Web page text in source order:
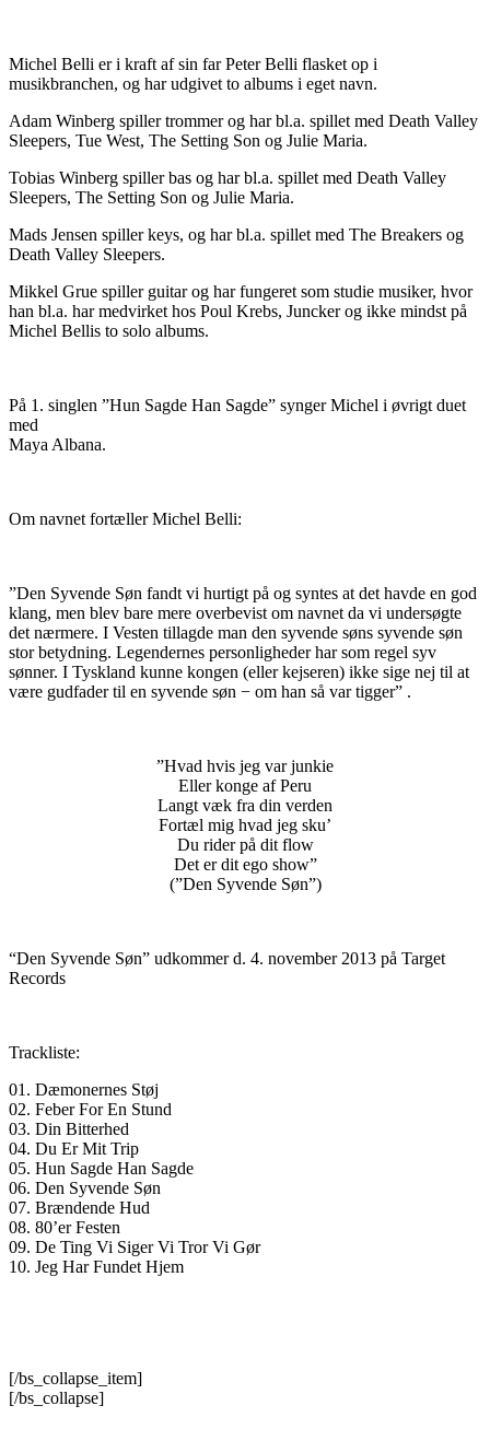
Michel Belli er i kraft af sin far Peter Belli flasket op i
musikbranchen, og har udgivet to albums i eget navn.
Adam Winberg spiller trommer og har bl.a. spillet med Death Valley
Sleepers, Tue West, The Setting Son og Julie Maria.
Tobias Winberg spiller bas og har bl.a. spillet med Death Valley
Sleepers, The Setting Son og Julie Maria.
Mads Jensen spiller keys, og har bl.a. spillet med The Breakers og
Death Valley Sleepers.
Mikkel Grue spiller guitar og har fungeret som studie musiker, hvor
han bl.a. har medvirket hos Poul Krebs, Juncker og ikke mindst på
Michel Bellis to solo albums.
På 1. singlen ”Hun Sagde Han Sagde” synger Michel i øvrigt duet
med
Maya Albana.
Om navnet fortæller Michel Belli:
”Den Syvende Søn fandt vi hurtigt på og syntes at det havde en god
klang, men blev bare mere overbevist om navnet da vi undersøgte
det nærmere. I Vesten tillagde man den syvende søns syvende søn
stor betydning. Legendernes personligheder har som regel syv
sønner. I Tyskland kunne kongen (eller kejseren) ikke sige nej til at
være gudfader til en syvende søn − om han så var tigger” .
”Hvad hvis jeg var junkie
Eller konge af Peru
Langt væk fra din verden
Fortæl mig hvad jeg sku’
Du rider på dit flow
Det er dit ego show”
(”Den Syvende Søn”)
“Den Syvende Søn” udkommer d. 4. november 2013 på Target
Records
Trackliste:
01. Dæmonernes Støj
02. Feber For En Stund
03. Din Bitterhed
04. Du Er Mit Trip
05. Hun Sagde Han Sagde
06. Den Syvende Søn
07. Brændende Hud
08. 80’er Festen
09. De Ting Vi Siger Vi Tror Vi Gør
10. Jeg Har Fundet Hjem
[/bs_collapse_item]
[/bs_collapse]